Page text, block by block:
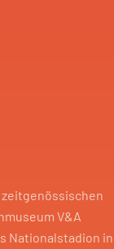
V&A
Nationalstadion in